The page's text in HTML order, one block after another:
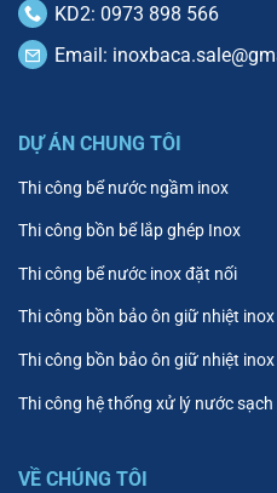
KD2: 0973 898 566
Email:
DỰ ÁN CHUNG TÔI
Thi công bể nước ngầm inox
Thi công bồn bể lắp ghép Inox
Thi công bể nước inox đặt nối
Thi công bồn bảo ôn giữ nhiệt inox
Thi công bồn bảo ôn giữ nhiệt inox
Thi công hệ thống xử lý nước sạch
VỀ CHÚNG TÔI